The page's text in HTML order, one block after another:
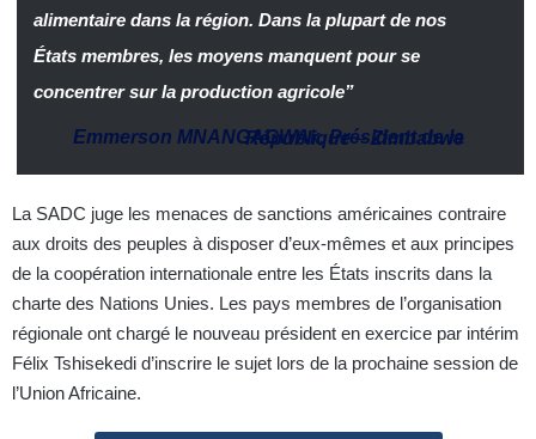
alimentaire dans la région. Dans la plupart de nos
États membres, les moyens manquent pour se
concentrer sur la production agricole”
Emmerson MNANGAGWAk,
Président de la République–Zimbabwe
La SADC juge les menaces de sanctions américaines contraire
aux droits des peuples à disposer d’eux-mêmes et aux principes
de la coopération internationale entre les États inscrits dans la
charte des Nations Unies. Les pays membres de l’organisation
régionale ont chargé le nouveau président en exercice par intérim
Félix Tshisekedi d’inscrire le sujet lors de la prochaine session de
l’Union Africaine.